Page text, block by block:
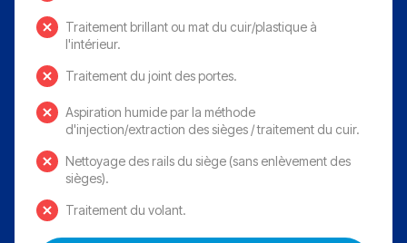
Traitement brillant ou mat du cuir/plastique à
l'intérieur.
Traitement du joint des portes.
Aspiration humide par la méthode
d'injection/extraction des sièges / traitement du cuir.
Nettoyage des rails du siège (sans enlèvement des
sièges).
Traitement du volant.